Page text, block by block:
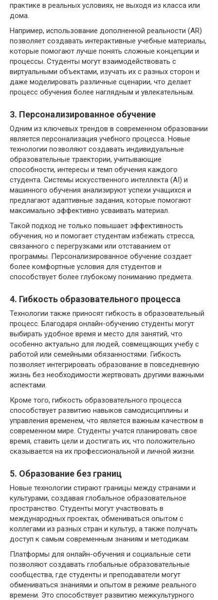
практике в реальных условиях, не выходя из класса или
дома.
Например, использование дополненной реальности (AR)
позволяет создавать интерактивные учебные материалы,
которые помогают лучше понять сложные концепции и
процессы. Студенты могут взаимодействовать с
виртуальными объектами, изучать их с разных сторон и
даже моделировать различные сценарии, что делает
процесс обучения более наглядным и увлекательным.
3. Персонализированное обучение
Одним из ключевых трендов в современном образовании
является персонализация учебного процесса. Новые
технологии позволяют создавать индивидуальные
образовательные траектории, учитывающие
способности, интересы и темп обучения каждого
студента. Системы искусственного интеллекта (AI) и
машинного обучения анализируют успехи учащихся и
предлагают адаптивные задания, которые помогают
максимально эффективно усваивать материал.
Такой подход не только повышает эффективность
обучения, но и помогает студентам избежать стресса,
связанного с перегрузками или отставанием от
программы. Персонализированное обучение создает
более комфортные условия для студентов и
способствует более глубокому пониманию предмета.
4. Гибкость образовательного процесса
Технологии также приносят гибкость в образовательный
процесс. Благодаря онлайн-обучению студенты могут
выбирать удобное время и место для занятий, что
особенно актуально для людей, совмещающих учебу с
работой или семейными обязанностями. Гибкость
позволяет интегрировать образование в повседневную
жизнь без необходимости жертвовать другими важными
аспектами.
Кроме того, гибкость образовательного процесса
способствует развитию навыков самодисциплины и
управления временем, что является важным качеством в
современном мире. Студенты учатся планировать свое
время, ставить цели и достигать их, что положительно
сказывается на их профессиональной и личной жизни.
5. Образование без границ
Новые технологии стирают границы между странами и
культурами, создавая глобальное образовательное
пространство. Студенты могут участвовать в
международных проектах, обмениваться опытом с
коллегами из разных стран и культур, а также получать
доступ к самым современным знаниям и методикам.
Платформы для онлайн-обучения и социальные сети
позволяют создавать глобальные образовательные
сообщества, где студенты и преподаватели могут
обмениваться знаниями и опытом в режиме реального
времени. Это способствует развитию межкультурного